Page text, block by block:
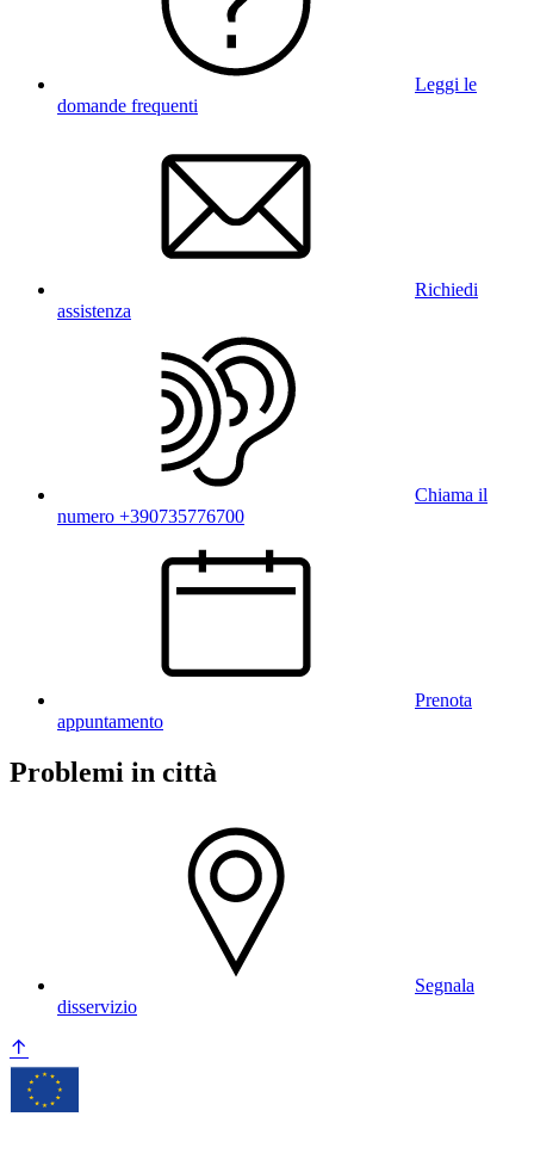
Leggi le
domande frequenti
Richiedi
assistenza
Chiama il
numero +390735776700
Prenota
appuntamento
Problemi in città
Segnala
disservizio